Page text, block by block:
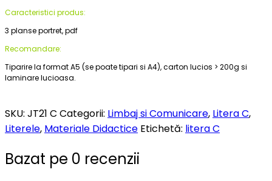
Caracteristici produs:
3 planse portret, pdf
Recomandare:
Tiparire la format A5 (se poate tipari si A4), carton lucios > 200g si
laminare lucioasa.
SKU: JT21 C Categorii: Limbaj si Comunicare, Litera C,
Literele, Materiale Didactice Etichetă: litera C
Bazat pe 0 recenzii